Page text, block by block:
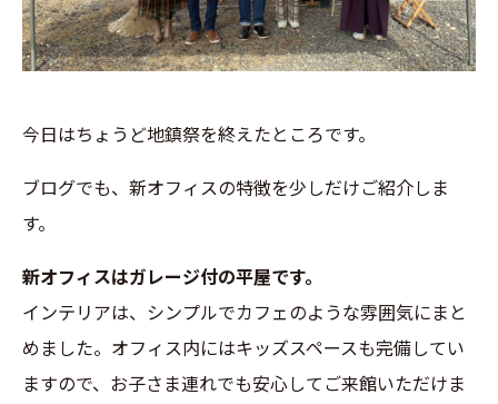
今日はちょうど地鎮祭を終えたところです。
ブログでも、新オフィスの特徴を少しだけご紹介しま
す。
新オフィスはガレージ付の平屋です。
インテリアは、シンプルでカフェのような雰囲気にまと
めました。オフィス内にはキッズスペースも完備してい
ますので、お子さま連れでも安心してご来館いただけま